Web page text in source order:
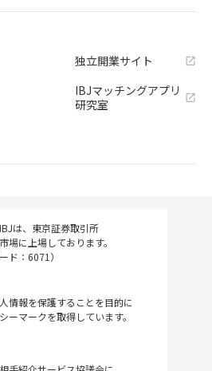
独立開業サイト
IBJマッチングアプリ
研究室
は、東京証券取引所
場に上場しております。
ド：6071）
情報を保護することを目的に
ーマークを取得しています。